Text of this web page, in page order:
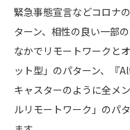
緊急事態宣言などコロナ
ターン、相性の良い一部
なかでリモートワークと
ット型」のパターン、『
キャスターのように全メ
ルリモートワーク」のパ